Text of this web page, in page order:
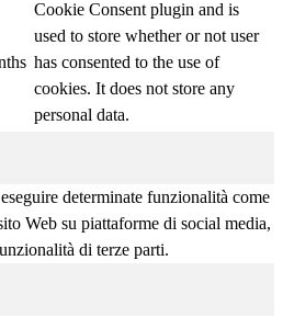
Cookie Consent plugin and is
used to store whether or not user
has consented to the use of
cookies. It does not store any
personal data.
determinate funzionalità come
Web su piattaforme di social media,
di terze parti.